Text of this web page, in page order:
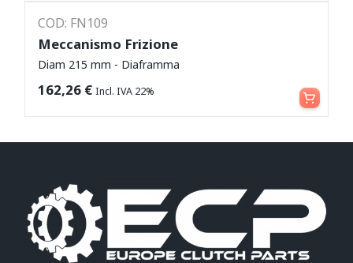
COD: FN109
Meccanismo Frizione
Diam 215 mm - Diaframma
162,26 € Incl. IVA 22% Leggi tutto